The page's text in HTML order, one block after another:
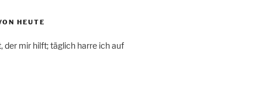
HEUTE
der mir hilft; täglich harre ich auf